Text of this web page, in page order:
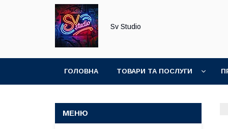
Sv Studio
ГОЛОВНА ТОВАРИ ТА ПОСЛУГИ